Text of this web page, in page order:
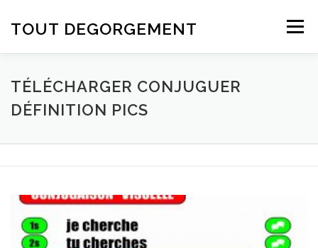
TOUT DEGORGEMENT Menu
TÉLÉCHARGER CONJUGUER
DÉFINITION PICS